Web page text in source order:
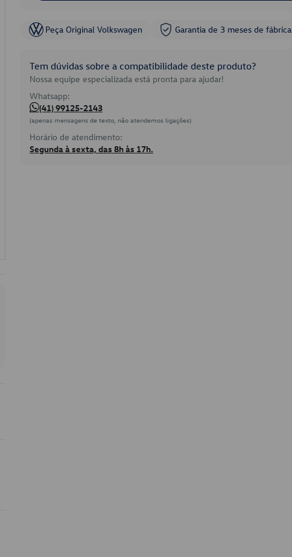
Peça Original Volkswagen Garantia de 3 meses de fábrica
Tem dúvidas sobre a compatibilidade deste produto?
Nossa equipe especializada está pronta para ajudar!
Whatsapp:
(41) 99125-2143
(apenas mensagens de texto, não atendemos ligações)
Horário de atendimento:
Segunda à sexta, das 8h às 17h.